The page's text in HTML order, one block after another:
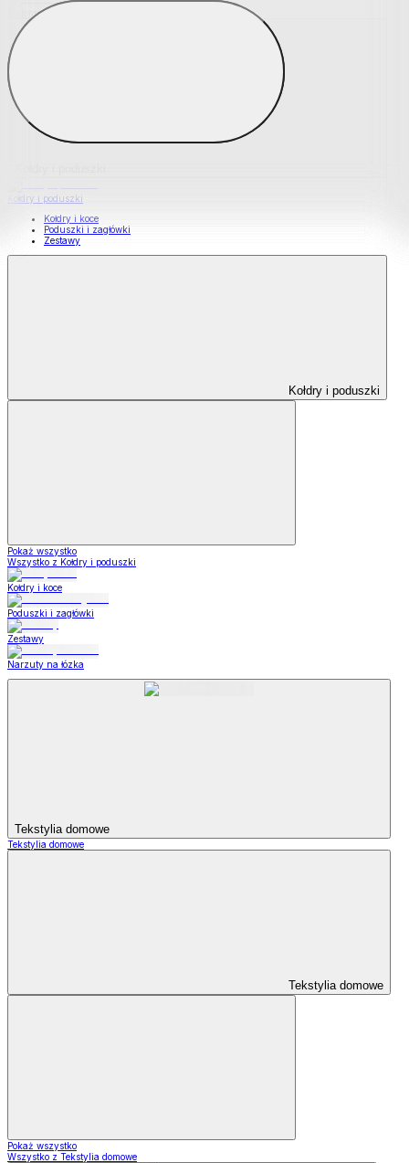
Materace nawierzchniowe
Kołdry i poduszki
Kołdry i koce
Poduszki i zagłówki
Zestawy
Kołdry i poduszki
Pokaż wszystko
Wszystko z Kołdry i poduszki
Kołdry i koce
Poduszki i zagłówki
Zestawy
Narzuty na łózka
Tekstylia domowe
Tekstylia domowe
Tekstylia domowe
Pokaż wszystko
Wszystko z Tekstylia domowe